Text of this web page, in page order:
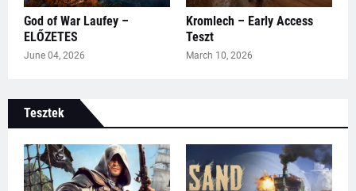
God of War Laufey –
ELŐZETES
June 04, 2026
Kromlech – Early Access
Teszt
March 10, 2026
Tesztek